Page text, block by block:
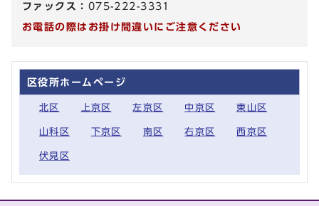
ファックス： 075-222-3331
お電話の際はお掛け間違いにご注意ください
区役所ホームページ
北区 上京区 左京区 中京区 東山区
山科区 下京区 南区 右京区 西京区
伏見区